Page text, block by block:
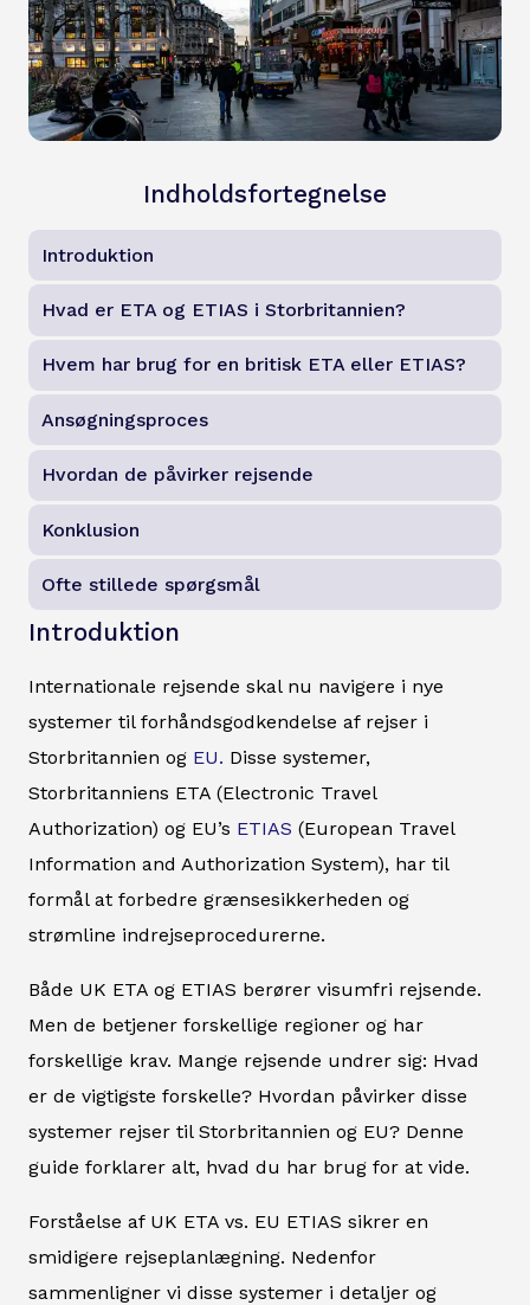
Indholdsfortegnelse
Introduktion
Hvad er ETA og ETIAS i Storbritannien?
Hvem har brug for en britisk ETA eller ETIAS?
Ansøgningsproces
Hvordan de påvirker rejsende
Konklusion
Ofte stillede spørgsmål
Introduktion
Internationale rejsende skal nu navigere i nye
systemer til forhåndsgodkendelse af rejser i
Storbritannien og EU. Disse systemer,
Storbritanniens ETA (Electronic Travel
Authorization) og EU’s ETIAS (European Travel
Information and Authorization System), har til
formål at forbedre grænsesikkerheden og
strømline indrejseprocedurerne.
Både UK ETA og ETIAS berører visumfri rejsende.
Men de betjener forskellige regioner og har
forskellige krav. Mange rejsende undrer sig: Hvad
er de vigtigste forskelle? Hvordan påvirker disse
systemer rejser til Storbritannien og EU? Denne
guide forklarer alt, hvad du har brug for at vide.
Forståelse af UK ETA vs. EU ETIAS sikrer en
smidigere rejseplanlægning. Nedenfor
sammenligner vi disse systemer i detaljer og